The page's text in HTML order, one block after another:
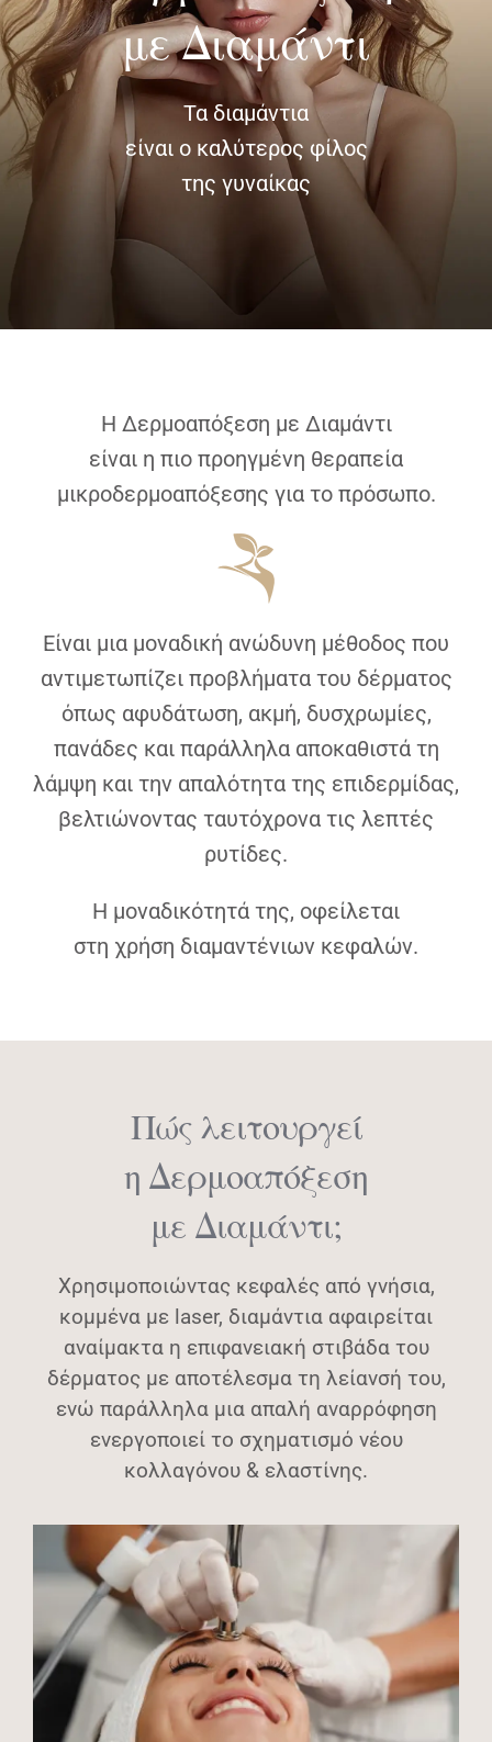
ΔΙΑΓΝΩΣΤΙΚΕΣ ΑΝΑΛΥΣΕΙΣ
BLOG
ΕΠΙΚΟΙΝΩΝΙΑ
με Διαμάντι
Τα διαμάντια
είναι ο καλύτερος φίλος
της γυναίκας
Η Δερμοαπόξεση με Διαμάντι
είναι η πιο προηγμένη θεραπεία
μικροδερμοαπόξεσης για το πρόσωπο.
Είναι μια μοναδική ανώδυνη μέθοδος που
αντιμετωπίζει προβλήματα του δέρματος
όπως αφυδάτωση, ακμή, δυσχρωμίες,
πανάδες και παράλληλα αποκαθιστά τη
λάμψη και την απαλότητα της επιδερμίδας,
βελτιώνοντας ταυτόχρονα τις λεπτές
ρυτίδες.
Η μοναδικότητά της, οφείλεται
στη χρήση διαμαντένιων κεφαλών.
Πώς λειτουργεί
η Δερμοαπόξεση
με Διαμάντι;
Χρησιμοποιώντας κεφαλές από γνήσια,
κομμένα με laser, διαμάντια αφαιρείται
αναίμακτα η επιφανειακή στιβάδα του
δέρματος με αποτέλεσμα τη λείανσή του,
ενώ παράλληλα μια απαλή αναρρόφηση
ενεργοποιεί το σχηματισμό νέου
κολλαγόνου & ελαστίνης.